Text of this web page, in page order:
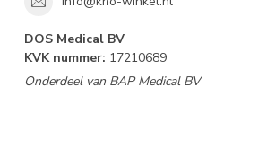
DOS Medical BV
KVK nummer: 17210689
Onderdeel van BAP Medical BV